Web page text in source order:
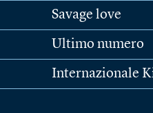
Savage love
Ultimo numero
Internazionale